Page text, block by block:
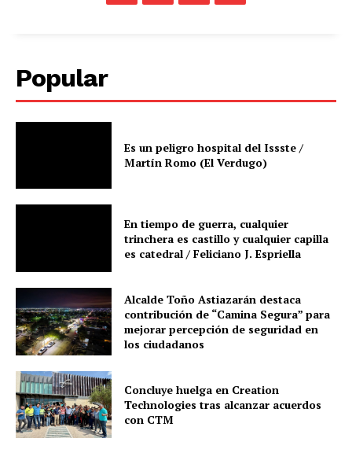
Popular
Es un peligro hospital del Issste /
Martín Romo (El Verdugo)
En tiempo de guerra, cualquier
trinchera es castillo y cualquier capilla
es catedral / Feliciano J. Espriella
Alcalde Toño Astiazarán destaca
contribución de “Camina Segura” para
mejorar percepción de seguridad en
los ciudadanos
Concluye huelga en Creation
Technologies tras alcanzar acuerdos
con CTM